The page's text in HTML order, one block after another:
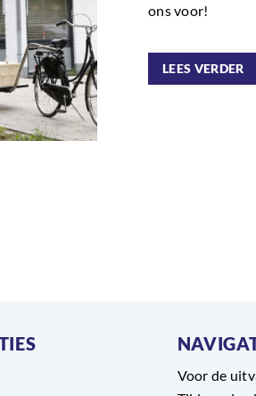
ons voor!
LEES VERDER
Voor de